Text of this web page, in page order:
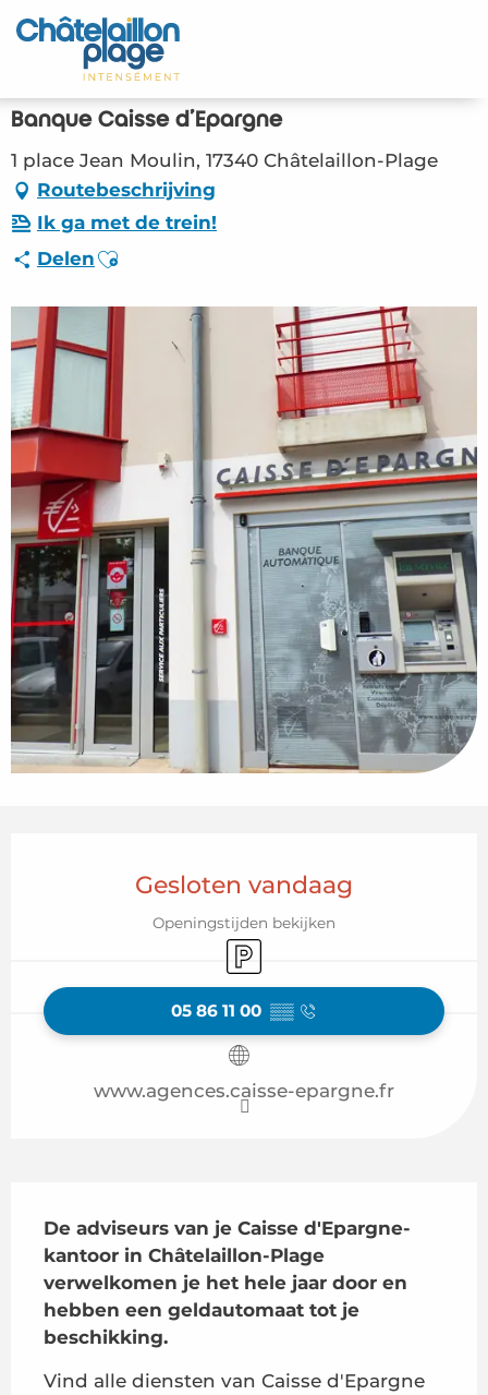
Aller
au
principal
Home – NL
Ontdek
Activiteiten
Leven
Afspraken
Uw verblijf - NL
ORG – Banque Caisse d’Epargne
(Châtelaillon-Plage) #2808209
Banque Caisse d'Epargne
1 place Jean Moulin, 17340 Châtelaillon-Plage
Routebeschrijving
Ik ga met de trein!
Delen Ajouter aux favoris
Gesloten vandaag
Openingstijden bekijken
Parkeerplaats
05 86 11 00 ▒▒
www.agences.caisse-epargne.fr
De adviseurs van je Caisse d'Epargne-
kantoor in Châtelaillon-Plage
verwelkomen je het hele jaar door en
hebben een geldautomaat tot je
beschikking.
Vind alle diensten van Caisse d'Epargne